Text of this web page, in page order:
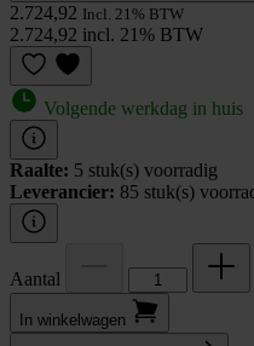
2.724,92 Incl. 21% BTW
2.724,92 incl. 21% BTW
Volgende werkdag in huis
Raalte: 5 stuk(s) voorradig
Leverancier: 85 stuk(s)
Aantal
In winkel­wagen